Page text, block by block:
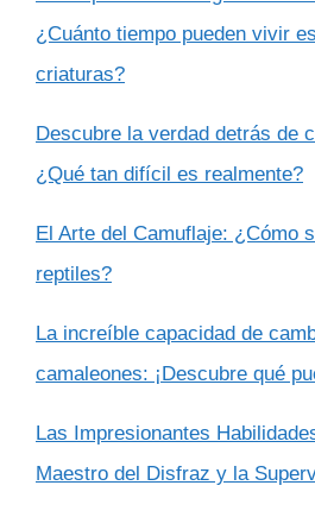
¿Cuánto tiempo pueden vivir
criaturas?
Descubre la verdad detrás de
¿Qué tan difícil es realmente?
El Arte del Camuflaje: ¿Cómo
reptiles?
La increíble capacidad de
camaleones: ¡Descubre qué
Las Impresionantes
Maestro del Disfraz y la